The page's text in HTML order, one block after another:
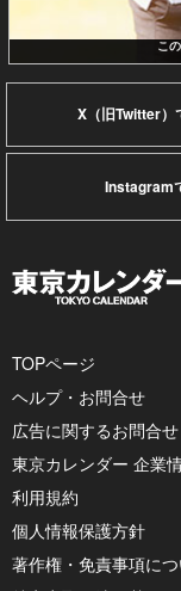
こ
X（旧Twitter）
Instagram
TOPページ
ヘルプ・お問合せ
広告に関するお問合せ
東京カレンダー 企業
利用規約
個人情報保護方針
著作権・免責事項に